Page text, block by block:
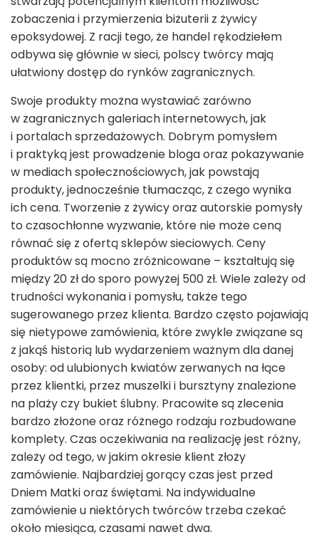
zobaczenia i przymierzenia biżuterii z żywicy
epoksydowej. Z racji tego, że handel rękodziełem
odbywa się głównie w sieci, polscy twórcy mają
ułatwiony dostęp do rynków zagranicznych.
Swoje produkty można wystawiać zarówno
w zagranicznych galeriach internetowych, jak
i portalach sprzedażowych. Dobrym pomysłem
i praktyką jest prowadzenie bloga oraz pokazywanie
w mediach społecznościowych, jak powstają
produkty, jednocześnie tłumacząc, z czego wynika
ich cena. Tworzenie z żywicy oraz autorskie pomysły
to czasochłonne wyzwanie, które nie może ceną
równać się z ofertą sklepów sieciowych. Ceny
produktów są mocno zróżnicowane – kształtują się
między 20 zł do sporo powyżej 500 zł. Wiele zależy od
trudności wykonania i pomysłu, także tego
sugerowanego przez klienta. Bardzo często pojawiają
się nietypowe zamówienia, które zwykle związane są
z jakąś historią lub wydarzeniem ważnym dla danej
osoby: od ulubionych kwiatów zerwanych na łące
przez klientki, przez muszelki i bursztyny znalezione
na plaży czy bukiet ślubny. Pracowite są zlecenia
bardzo złożone oraz różnego rodzaju rozbudowane
komplety. Czas oczekiwania na realizację jest różny,
zależy od tego, w jakim okresie klient złoży
zamówienie. Najbardziej gorący czas jest przed
Dniem Matki oraz świętami. Na indywidualne
zamówienie u niektórych twórców trzeba czekać
około miesiąca, czasami nawet dwa.